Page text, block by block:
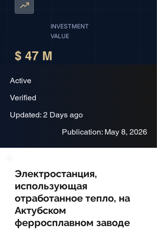
INVESTMENT
VALUE
$ 47 M
Active
Verified
Updated: 2 Days ago
Publication: May 8, 2026
Электростанция,
использующая
отработанное тепло, на
Актубском
ферросплавном заводе